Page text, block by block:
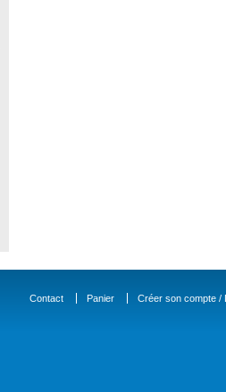
Contact Panier Créer son compte /